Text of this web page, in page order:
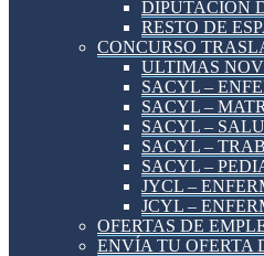
DIPUTACIÓN
RESTO DE
CONCURSO
ULTIMAS
SACYL –
SACYL –
SACYL –
SACYL –
SACYL –
JYCL –
JCYL –
OFERTAS DE
ENVÍA TU OFERTA